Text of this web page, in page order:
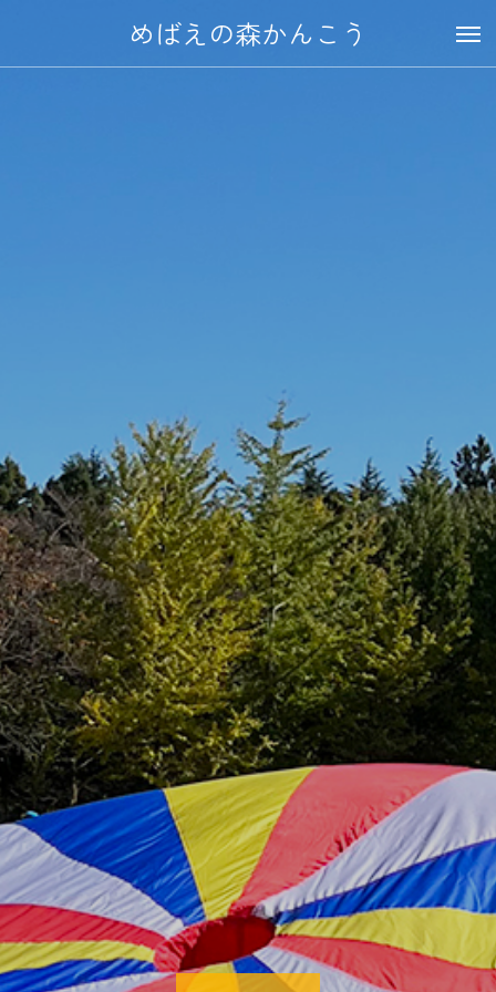
めばえの森かんこう